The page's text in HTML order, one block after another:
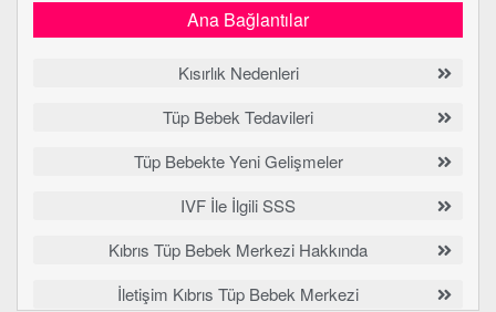
Ana Bağlantılar
Kısırlık Nedenleri
Tüp Bebek Tedavileri
Tüp Bebekte Yeni Gelişmeler
IVF İle İlgili SSS
Kıbrıs Tüp Bebek Merkezi Hakkında
İletişim Kıbrıs Tüp Bebek Merkezi